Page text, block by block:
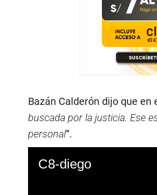
Bazán Calderón dijo que en
buscada por la justicia. Ese
personal”.
C8-diego